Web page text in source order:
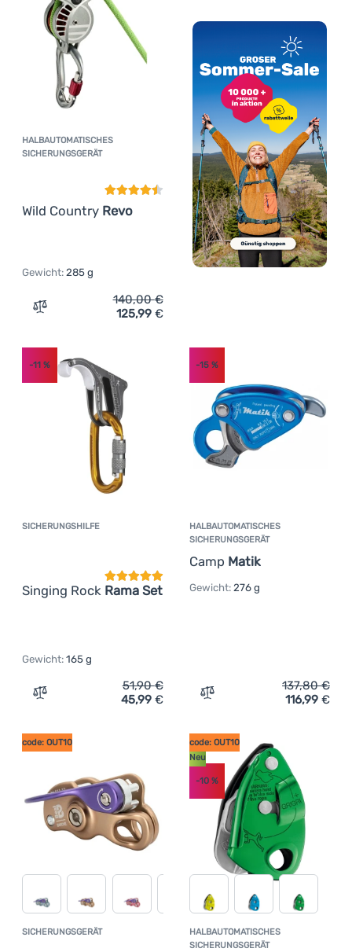
HALBAUTOMATISCHES
SICHERUNGSGERÄT
Wild Country Revo
Kundenbewertung
Gewicht: 285 g
Zum Vergleich 'Halbautomatisches Sicherungsgerät
140,00€
125,99 €
SICHERUNGSHILFE
Singing Rock Rama Set
Kundenbewertung
-11 %
Gewicht: 165 g
Zum Vergleich 'Sicherungshilfe Singing Rock Rama Set'
51,90€
45,99 €
HALBAUTOMATISCHES
SICHERUNGSGERÄT
Camp Matik
-15%
Gewicht: 276 g
Zum Vergleich
137,80€
116,99 €
SICHERUNGSGERÄT Kundenbewertung
code: OUT10
HALBAUTOMATISCHES
SICHERUNGSGERÄT
code: OUT10
Neu
-10%